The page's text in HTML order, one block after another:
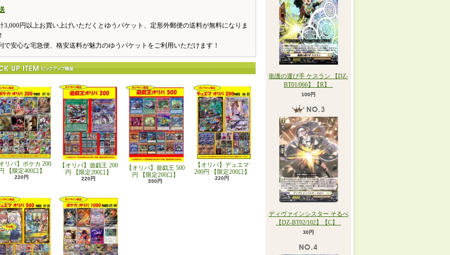
3,000円以上お買い上げいただくとゆうパケット、定形外郵便の送料が無料になりま
で安心な宅急便、格安送料が魅力のゆうパケットをご利用いただけます！
リパ】ポケカ 200
【限定400口】
220円
【オリパ】遊戯王 200
円 【限定200口】
220円
【オリパ】遊戯王 500
円 【限定200口】
550円
【オリパ】デュエマ
200円 【限定200口】
220円
衛護の運び手 ケスラン 【DZ-
BT01/066】【R】_
100円
ディヴァインシスター そるべ
【DZ-BT02/102】【C】_
30円